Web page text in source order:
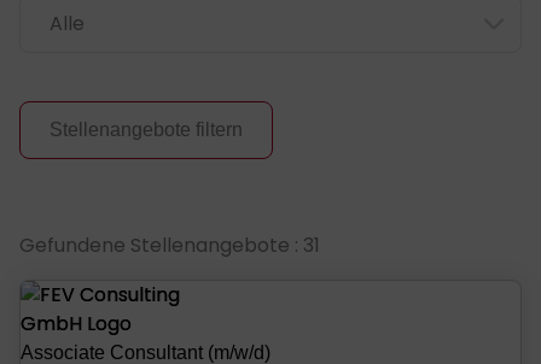
Stellenangebote filtern
Stellenangebote
Gefundene Stellenangebote : 31
Associate Consultant (m/w/d)